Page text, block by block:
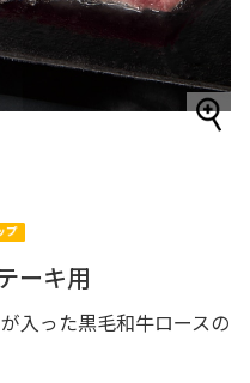
ーキ用
入った黒毛和牛ロースの